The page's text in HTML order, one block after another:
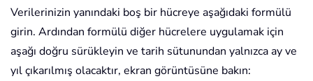
Verilerinizin yanındaki boş bir hücreye aşağıdaki formülü
girin. Ardından formülü diğer hücrelere uygulamak için
aşağı doğru sürükleyin ve tarih sütunundan yalnızca ay ve
yıl çıkarılmış olacaktır, ekran görüntüsüne bakın: